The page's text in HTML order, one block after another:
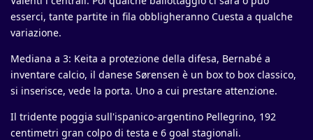
esserci, tante partite in fila obbligheranno Cuesta a qualche
variazione.
Mediana a 3: Keita a protezione della difesa, Bernabé a
inventare calcio, il danese Sørensen è un box to box classico,
si inserisce, vede la porta. Uno a cui prestare attenzione.
Il tridente poggia sull'ispanico-argentino Pellegrino, 192
centimetri gran colpo di testa e 6 goal stagionali.